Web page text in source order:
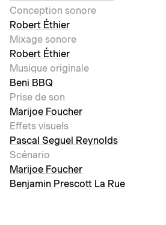
Conception sonore
Robert Éthier
Mixage sonore
Robert Éthier
Musique originale
Beni BBQ
Prise de son
Marijoe Foucher
Effets visuels
Pascal Seguel Reynolds
Scénario
Marijoe Foucher
Benjamin Prescott La Rue